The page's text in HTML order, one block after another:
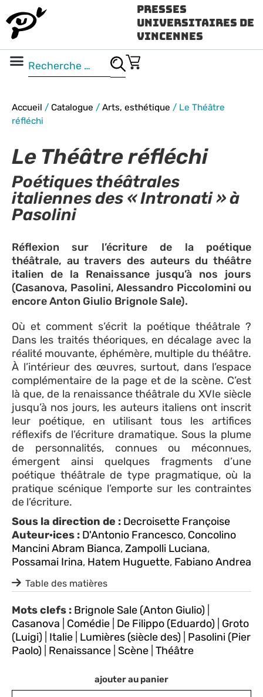
Presses
Universitaires de
Vincennes
Accueil / Catalogue / Arts, esthétique / Le Théâtre
réfléchi
ajouter au panier
Le Théâtre réfléchi
Poétiques théâtrales
italiennes des « Intronati » à
Pasolini
Réflexion sur l’écriture de la poétique
théâtrale, au travers des auteurs du théâtre
italien de la Renaissance jusqu’à nos jours
(Casanova, Pasolini, Alessandro Piccolomini ou
encore Anton Giulio Brignole Sale).
Où et comment s’écrit la poétique théâtrale ?
Dans les traités théoriques, en décalage avec la
réalité mouvante, éphémère, multiple du théâtre.
À l’intérieur des œuvres, surtout, dans l’espace
complémentaire de la page et de la scène. C’est
là que, de la renaissance théâtrale du XVIe siècle
jusqu’à nos jours, les auteurs italiens ont inscrit
leur poétique, en utilisant tous les artifices
réflexifs de l’écriture dramatique. Sous la plume
de personnalités, connues ou méconnues,
émergent ainsi quelques fragments d’une
poétique théâtrale de type pragmatique, où la
pratique scénique l’emporte sur les contraintes
de l’écriture.
Sous la direction de : Decroisette Françoise
Auteur·ices : D'Antonio Francesco, Concolino
Mancini Abram Bianca,Zampolli Luciana,
Possamai Irina, Hatem Huguette, Fabiano Andrea
Table des matières
Mots clefs : Brignole Sale (Anton Giulio)
Casanova
Comédie De Filippo (Eduardo)
Groto
(Luigi)
Italie Lumières (siècle des)
Pasolini (Pier
Paolo)
Renaissance Scène Théâtre